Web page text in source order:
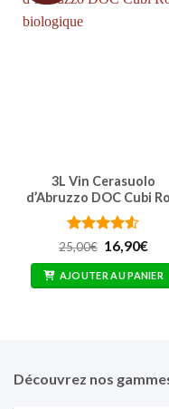
3L Vin Cerasuolo
d’Abruzzo DOC Cubi
Note 4.5
25,00€ Le
initial
était :
16,90€Le
est
AJOUTER AU PANIER
Découvrez nos